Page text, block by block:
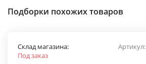
Подборки похожих товаров
Артикул:
Склад магазина:
Под заказ